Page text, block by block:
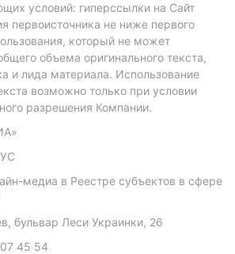
условий: гиперссылки на Сайт
первоисточника не ниже первого
который не может
объема оригинального текста,
и лида материала. Использование
возможно только при условии
разрешения Компании.
медиа в Реестре субъектов в сфере
бульвар Леси Украинки, 26
45 54